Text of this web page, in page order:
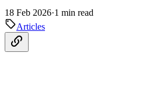
18 Feb 2026·1 min read
Articles